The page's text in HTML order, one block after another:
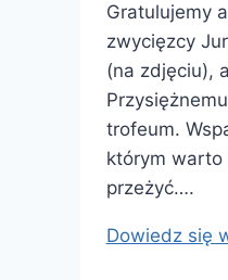
Gratulujemy
zwycięzcy
(na zdjęciu),
trofeum.
którym warto
przeżyć….
Dowiedz się